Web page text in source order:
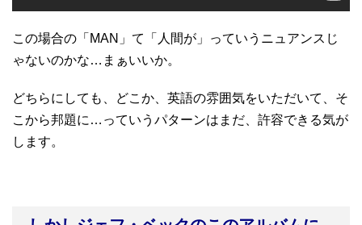
この場合の「MAN」て「人間が」っていうニュアンスじ
ゃないのかな…まぁいいか。
どちらにしても、どこか、英語の雰囲気をいただいて、そ
こから邦題に…っていうパターンはまだ、許容できる気が
します。